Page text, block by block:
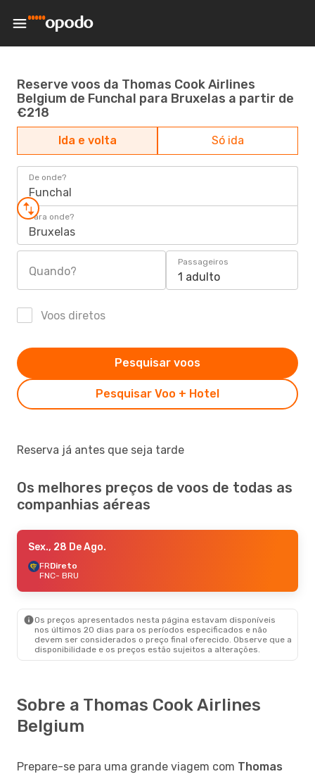
Reserve voos da Thomas Cook Airlines
Belgium de Funchal para Bruxelas a partir de
€218
Ida e volta Só ida
De onde?
Funchal
Para onde?
Bruxelas
Quando?
Passageiros
1 adulto
Voos diretos
Pesquisar Voo + Hotel
Pesquisar voos
Reserva já antes que seja tarde
Os melhores preços de voos de todas as
companhias aéreas
Sex., 28 De Ago.
FRDireto
FNC- BRU
Os preços apresentados nesta página estavam disponíveis
nos últimos 20 dias para os períodos especificados e não
devem ser considerados o preço final oferecido. Observe que a
disponibilidade e os preços estão sujeitos a alterações.
Sobre a Thomas Cook Airlines
Belgium
Prepare-se para uma grande viagem com Thomas